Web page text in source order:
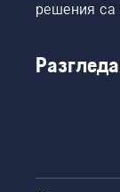
решения